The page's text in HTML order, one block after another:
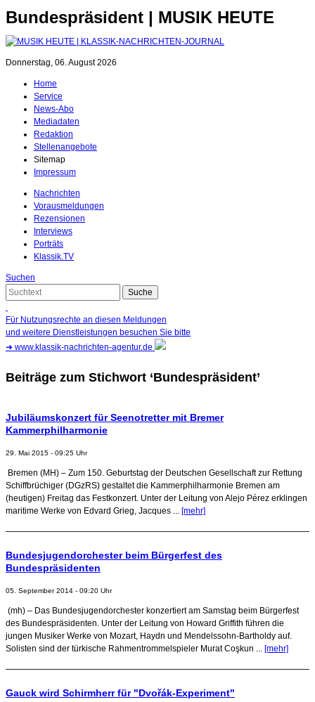
Bundespräsident | MUSIK HEUTE
Donnerstag, 06. August 2026
Home
Service
News-Abo
Mediadaten
Redaktion
Stellenangebote
Sitemap
Impressum
Nachrichten
Vorausmeldungen
Rezensionen
Interviews
Porträts
Klassik.TV
Suchen
Für Nutzungsrechte an diesen Meldungen
und weitere Dienstleistungen besuchen Sie bitte
➜ www.klassik-nachrichten-agentur.de
Beiträge zum Stichwort ‘Bundespräsident’
Jubiläumskonzert für Seenotretter mit Bremer
Kammerphilharmonie
29. Mai 2015 - 09:25 Uhr
Bremen (MH) – Zum 150. Geburtstag der Deutschen Gesellschaft zur Rettung
Schiffbrüchiger (DGzRS) gestaltet die Kammerphilharmonie Bremen am
(heutigen) Freitag das Festkonzert. Unter der Leitung von Alejo Pérez erklingen
maritime Werke von Edvard Grieg, Jacques ... [mehr]
Bundesjugendorchester beim Bürgerfest des
Bundespräsidenten
05. September 2014 - 09:20 Uhr
(mh) – Das Bundesjugendorchester konzertiert am Samstag beim Bürgerfest
des Bundespräsidenten. Unter der Leitung von Howard Griffith führen die
jungen Musiker Werke von Mozart, Haydn und Mendelssohn-Bartholdy auf.
Solisten sind der türkische Rahmentrommelspieler Murat Coşkun ... [mehr]
Gauck wird Schirmherr für "Dvořák-Experiment"